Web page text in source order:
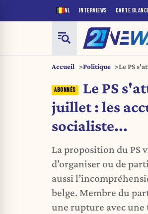
NL INTERVIEWS CARTE
Accueil Politique
Le PS
Le PS
juillet : les
socialiste...
La proposition du PS
d’organiser ou de
aussi
belge. Membre du
une rupture avec